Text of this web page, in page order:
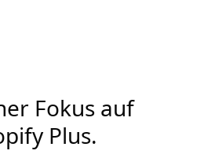
Fokus auf
Plus.